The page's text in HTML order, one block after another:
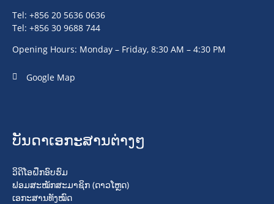
Tel: +856 20 5636 0636
Tel: +856 30 9688 744
Opening Hours: Monday – Friday, 8:30 AM – 4:30 PM
Google Map
ບັນດາເອກະສານຕ່າງໆ
ວິດິໂອຝຶກອົບຮົມ
ຟອມສະໝັກສະມາຊິກ (ດາວໂຫຼດ)
ເອກະສານທັງໝົດ